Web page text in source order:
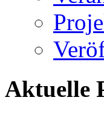
Aktuelle